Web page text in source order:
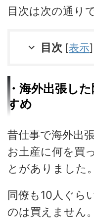
目次は次の通り
目次 [表示]
・海外出張し
すめ
昔仕事で海外出
お土産に何を買
とがありました。
同僚も10人ぐら
のは買えません。